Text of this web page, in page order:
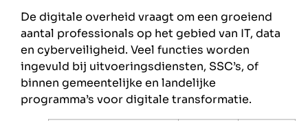
De digitale overheid vraagt om een groeiend
aantal professionals op het gebied van IT, data
en cyberveiligheid. Veel functies worden
ingevuld bij uitvoeringsdiensten, SSC’s, of
binnen gemeentelijke en landelijke
programma’s voor digitale transformatie.